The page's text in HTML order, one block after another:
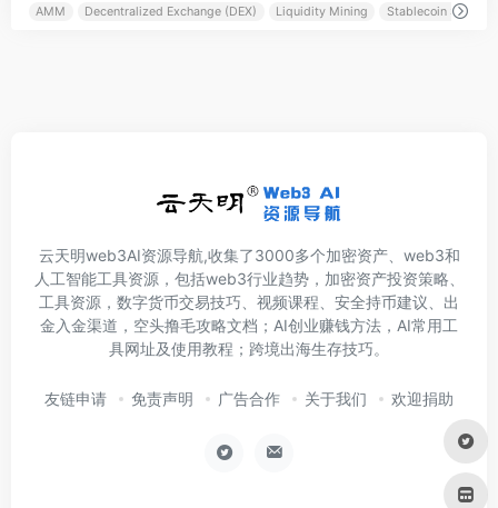
AMM Decentralized Exchange (DEX) Liquidity Mining Stablecoin Swap
云天明web3AI资源导航,收集了3000多个加密资产、web3和
人工智能工具资源，包括web3行业趋势，加密资产投资策略、
工具资源，数字货币交易技巧、视频课程、安全持币建议、出
金入金渠道，空头撸毛攻略文档；AI创业赚钱方法，AI常用工
具网址及使用教程；跨境出海生存技巧。
友链申请 免责声明 广告合作 关于我们 欢迎捐助